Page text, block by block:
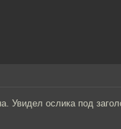
Увидел ослика под